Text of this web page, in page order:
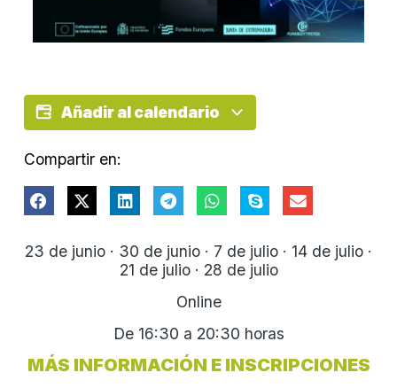
Añadir al calendario
Compartir en:
23 de junio · 30 de junio · 7 de julio · 14 de julio ·
21 de julio · 28 de julio
Online
De 16:30 a 20:30 horas
MÁS INFORMACIÓN E INSCRIPCIONES